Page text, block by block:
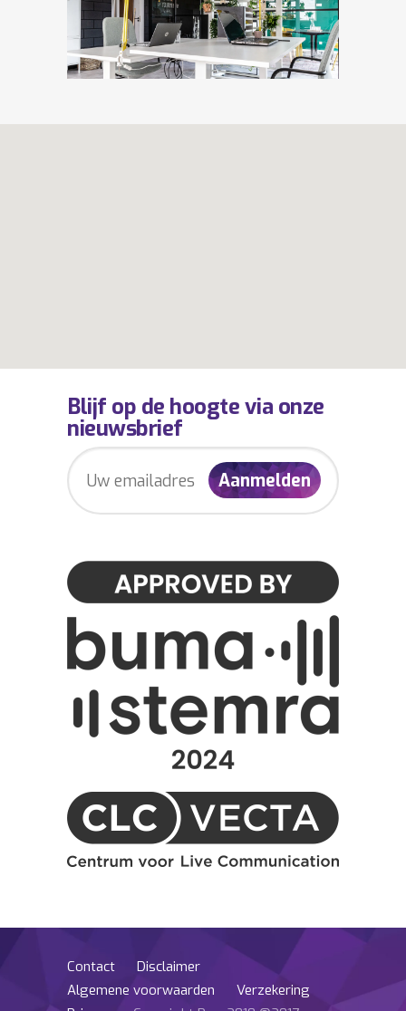
Blijf op de hoogte via onze
nieuwsbrief
Contact
Disclaimer
Algemene voorwaarden
Verzekering